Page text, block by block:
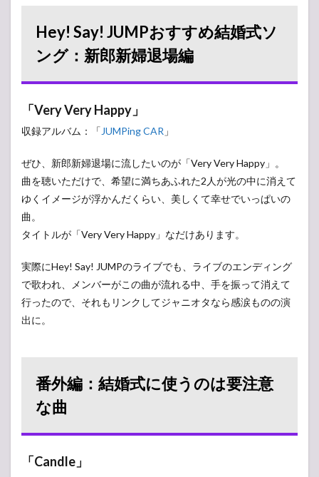
Hey! Say! JUMPおすすめ結婚式ソ
ング：新郎新婦退場編
「Very Very Happy」
収録アルバム：「JUMPing CAR 」
ぜひ、新郎新婦退場に流したいのが「Very Very Happy」。
曲を聴いただけで、希望に満ちあふれた2人が光の中に消えて
ゆくイメージが浮かんだくらい、美しくて幸せでいっぱいの
曲。
タイトルが「Very Very Happy」なだけあります。
実際にHey! Say! JUMPのライブでも、ライブのエンディング
で歌われ、メンバーがこの曲が流れる中、手を振って消えて
行ったので、それもリンクしてジャニオタなら感涙ものの演
出に。
番外編：結婚式に使うのは要注意
な曲
「Candle」